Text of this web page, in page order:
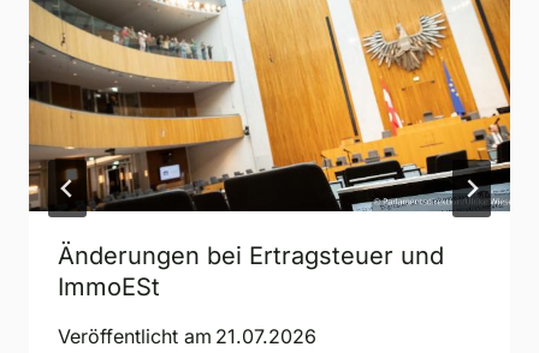
Änderungen bei Ertragsteuer und
ImmoESt
Veröffentlicht am 21.07.2026